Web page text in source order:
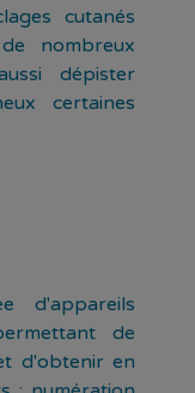
cutanés
nombreux
dépister
certaines
d'appareils
de
d'obtenir en